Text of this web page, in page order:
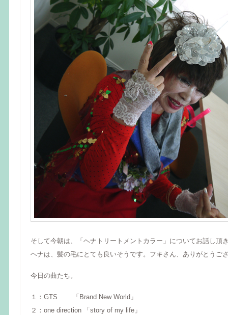
そして今朝は、「ヘナトリートメントカラー」についてお話し頂
ヘナは、髪の毛にとても良いそうです。フキさん、ありがとうご
今日の曲たち。
１：GTS 「Brand New World」
２：one direction 「story of my life」